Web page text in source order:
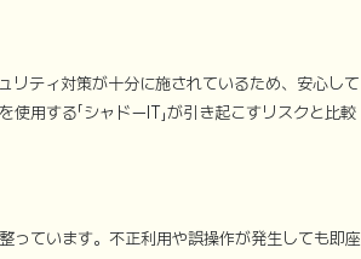
リティ対策が十分に施されているため、安心して
用する「シャドーIT」が引き起こすリスクと比較
っています。不正利用や誤操作が発生しても即座